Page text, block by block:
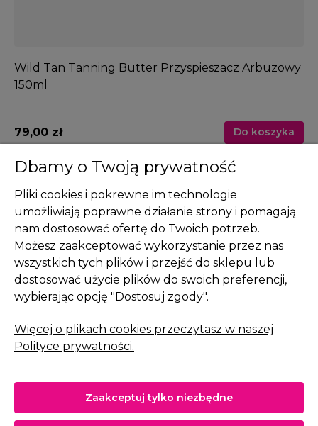
Wild Tan Tanning Butter Przyspieszacz Arbuzowy
150ml
79,00 zł Do koszyka
Pomoc
Moje konto
Płatności i dostawa
Informacje
O nas
Dbamy o Twoją prywatność
Pliki cookies i pokrewne im technologie
umożliwiają poprawne działanie strony i pomagają
nam dostosować ofertę do Twoich potrzeb.
Możesz zaakceptować wykorzystanie przez nas
wszystkich tych plików i przejść do sklepu lub
dostosować użycie plików do swoich preferencji,
wybierając opcję "Dostosuj zgody".
Więcej o plikach cookies przeczytasz w naszej
Polityce prywatności.
Zaakceptuj tylko niezbędne